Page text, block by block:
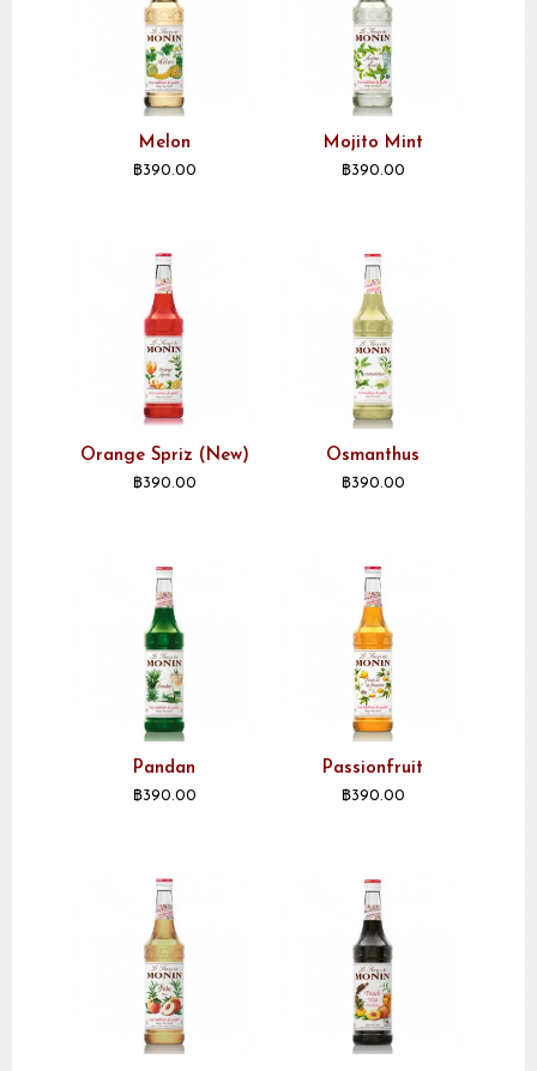
Melon
฿390.00
Mojito Mint
฿390.00
Orange Spriz (New)
฿390.00
Osmanthus
฿390.00
Pandan
฿390.00
Passionfruit
฿390.00